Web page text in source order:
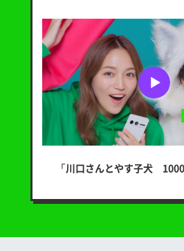
「川口さんとやす子犬